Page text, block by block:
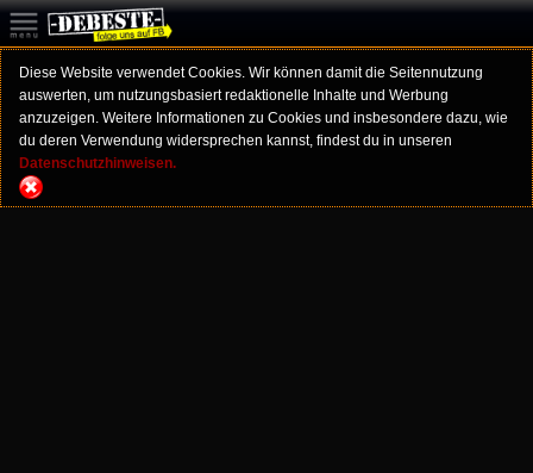
Diese Website verwendet Cookies. Wir können damit die Seitennutzung
auswerten, um nutzungsbasiert redaktionelle Inhalte und Werbung
anzuzeigen. Weitere Informationen zu Cookies und insbesondere dazu, wie
du deren Verwendung widersprechen kannst, findest du in unseren
Datenschutzhinweisen.